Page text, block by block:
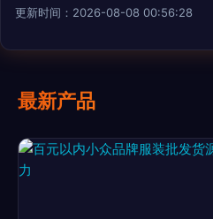
更新时间：2026-08-08 00:56:28
最新产品